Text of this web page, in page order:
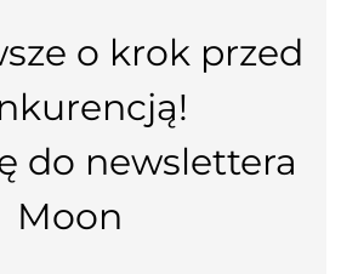
o krok przed
do newslettera
Moon